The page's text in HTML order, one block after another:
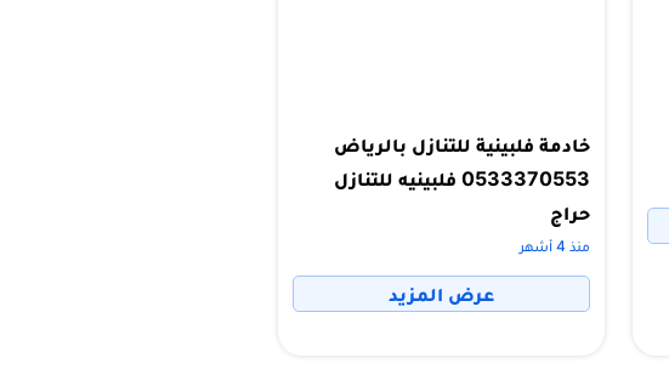
خادمة فلبينية للتنازل بالرياض
0533370553 فلبينيه للتنازل
حراج
منذ 4 أشهر
عرض المزيد